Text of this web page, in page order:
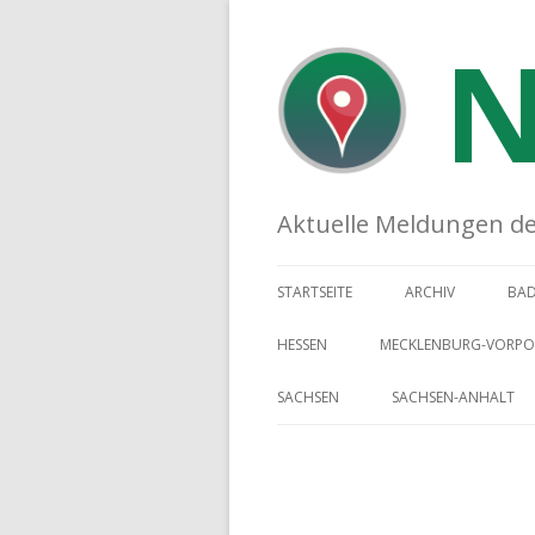
Aktuelle Meldungen
STARTSEITE ARCHIV
HESSEN MECKLENBURG-
SACHSEN SACHSEN-ANHALT